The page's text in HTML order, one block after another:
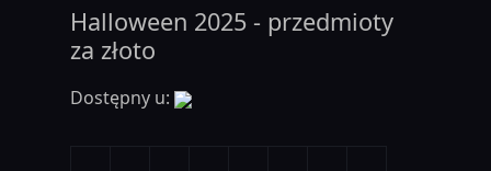
Halloween 2025 - przedmioty
za złoto
Dostępny u: